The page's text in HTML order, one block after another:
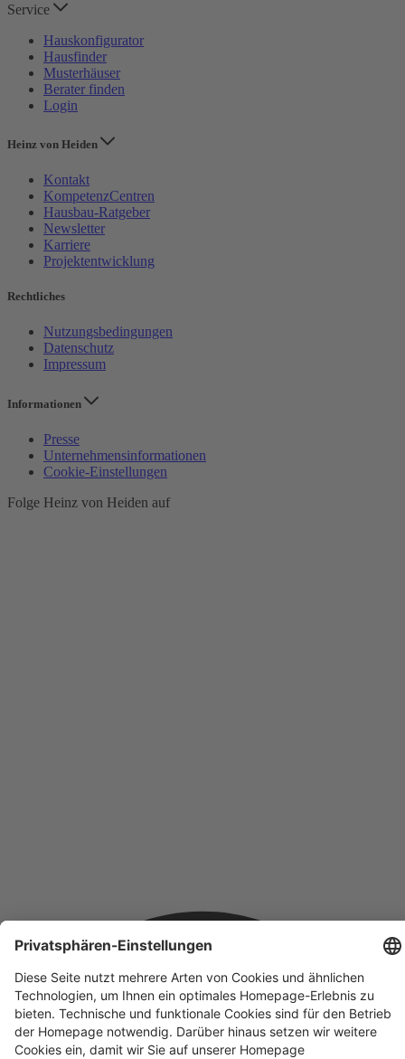
Service
Hauskonfigurator
Hausfinder
Musterhäuser
Berater finden
Login
Heinz von Heiden
Kontakt
KompetenzCentren
Hausbau-Ratgeber
Newsletter
Karriere
Projektentwicklung
Rechtliches
Nutzungsbedingungen
Datenschutz
Impressum
Informationen
Presse
Unternehmensinformationen
Cookie-Einstellungen
Folge Heinz von Heiden auf